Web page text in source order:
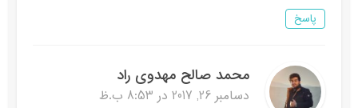
پاسخ
محمد صالح مهدوی راد
دسامبر 26, 2017 در 8:53 ب.ظ